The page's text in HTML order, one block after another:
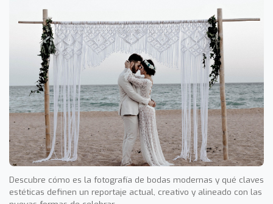
Descubre cómo es la fotografía de bodas modernas y qué claves
estéticas definen un reportaje actual, creativo y alineado con las